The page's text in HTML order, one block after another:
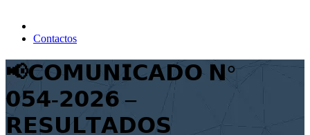
Contactos
📢𝗖𝗢𝗠𝗨𝗡𝗜𝗖𝗔𝗗𝗢 𝗡°
𝟬𝟱𝟰-𝟮𝟬𝟮𝟲 –
𝗥𝗘𝗦𝗨𝗟𝗧𝗔𝗗𝗢𝗦